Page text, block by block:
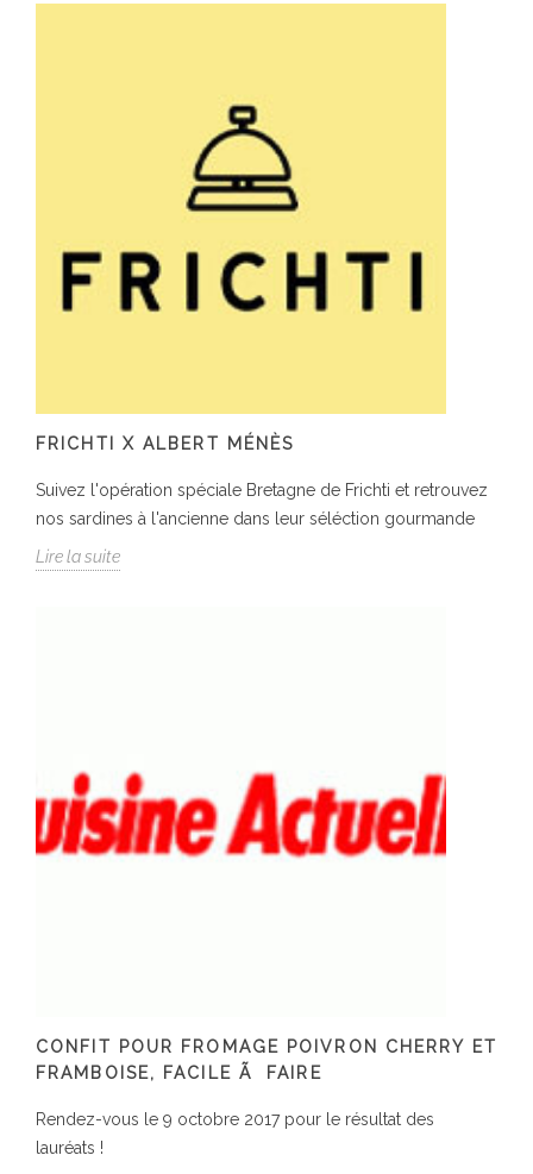
FRICHTI X ALBERT MÉNÈS
Suivez l'opération spéciale Bretagne de Frichti et retrouvez
nos sardines à l'ancienne dans leur séléction gourmande
Lire la suite
CONFIT POUR FROMAGE POIVRON CHERRY ET
FRAMBOISE, FACILE Ã FAIRE
Rendez-vous le 9 octobre 2017 pour le résultat des
lauréats !